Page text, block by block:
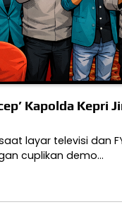
Kapolda Kepri
layar televisi dan
cuplikan demo…